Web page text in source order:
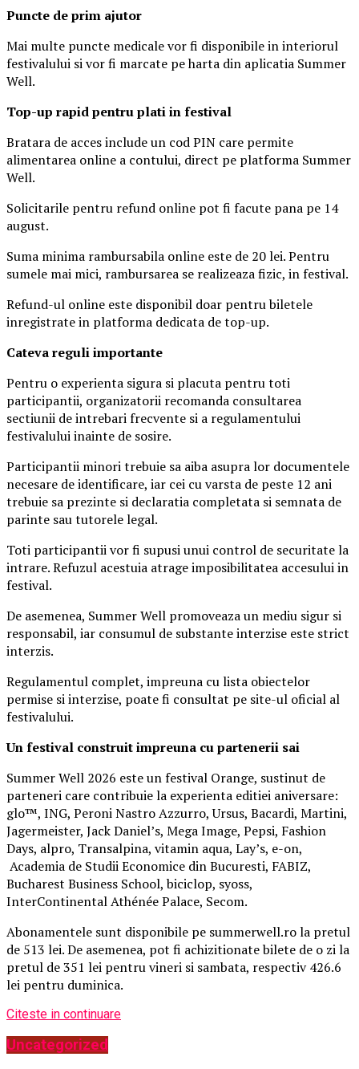
Puncte de prim ajutor
Mai multe puncte medicale vor fi disponibile in interiorul
festivalului si vor fi marcate pe harta din aplicatia Summer
Well.
Top-up rapid pentru plati in festival
Bratara de acces include un cod PIN care permite
alimentarea online a contului, direct pe platforma Summer
Well.
Solicitarile pentru refund online pot fi facute pana pe 14
august.
Suma minima rambursabila online este de 20 lei. Pentru
sumele mai mici, rambursarea se realizeaza fizic, in festival.
Refund-ul online este disponibil doar pentru biletele
inregistrate in platforma dedicata de top-up.
Cateva reguli importante
Pentru o experienta sigura si placuta pentru toti
participantii, organizatorii recomanda consultarea
sectiunii de intrebari frecvente si a regulamentului
festivalului inainte de sosire.
Participantii minori trebuie sa aiba asupra lor documentele
necesare de identificare, iar cei cu varsta de peste 12 ani
trebuie sa prezinte si declaratia completata si semnata de
parinte sau tutorele legal.
Toti participantii vor fi supusi unui control de securitate la
intrare. Refuzul acestuia atrage imposibilitatea accesului in
festival.
De asemenea, Summer Well promoveaza un mediu sigur si
responsabil, iar consumul de substante interzise este strict
interzis.
Regulamentul complet, impreuna cu lista obiectelor
permise si interzise, poate fi consultat pe site-ul oficial al
festivalului.
Un festival construitimpreuna cu partenerii sai
Summer Well 2026 este un festival Orange, sustinut de
parteneri care contribuie la experienta editiei aniversare:
glo™, ING, Peroni Nastro Azzurro, Ursus, Bacardi, Martini,
Jagermeister, Jack Daniel’s, Mega Image, Pepsi, Fashion
Days, alpro, Transalpina, vitamin aqua, Lay’s, e-on,
Academia de Studii Economice din Bucuresti, FABIZ,
Bucharest Business School, biciclop, syoss,
InterContinental Athénée Palace, Secom.
Abonamentele sunt disponibile pe summerwell.ro la pretul
de 513 lei. De asemenea, pot fi achizitionate bilete de o zi la
pretul de 351 lei pentru vineri si sambata, respectiv 426.6
lei pentru duminica.
Citeste in continuare
Uncategorized